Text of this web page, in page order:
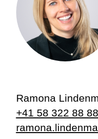
Ramona
+41 58 322 88 88